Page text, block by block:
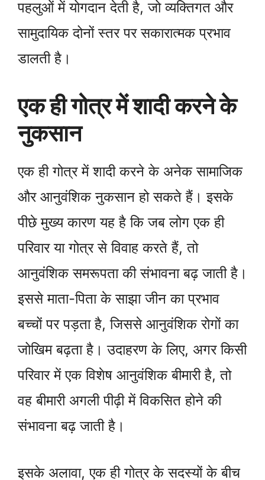
पहलुओं में योगदान देती है, जो व्यक्तिगत और
सामुदायिक दोनों स्तर पर सकारात्मक प्रभाव
डालती है।
एक ही गोत्र में शादी करने के
नुकसान
एक ही गोत्र में शादी करने के अनेक सामाजिक
और आनुवंशिक नुकसान हो सकते हैं। इसके
पीछे मुख्य कारण यह है कि जब लोग एक ही
परिवार या गोत्र से विवाह करते हैं, तो
आनुवंशिक समरूपता की संभावना बढ़ जाती है।
इससे माता-पिता के साझा जीन का प्रभाव
बच्चों पर पड़ता है, जिससे आनुवंशिक रोगों का
जोखिम बढ़ता है। उदाहरण के लिए, अगर किसी
परिवार में एक विशेष आनुवंशिक बीमारी है, तो
वह बीमारी अगली पीढ़ी में विकसित होने की
संभावना बढ़ जाती है।
इसके अलावा, एक ही गोत्र के सदस्यों के बीच